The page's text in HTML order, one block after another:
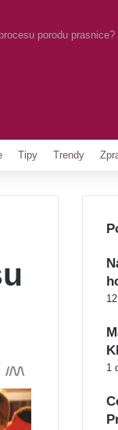
porodu prasnice?
Tipy Trendy
1